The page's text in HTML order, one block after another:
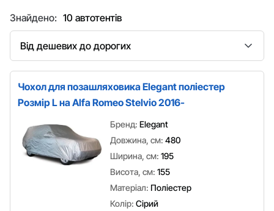
Знайдено: 10 автотентів
Сортування
Чохол для позашляховика Elegant поліестер
Розмір L на Alfa Romeo Stelvio 2016-
Бренд: Elegant
Довжина, см: 480
Ширина, см: 195
Висота, см: 155
Матеріал: Поліестер
Колір: Сірий